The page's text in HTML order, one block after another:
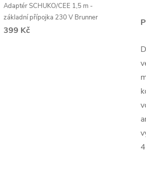
Adaptér SCHUKO/CEE 1,5 m -
základní přípojka 230 V Brunner
399 Kč